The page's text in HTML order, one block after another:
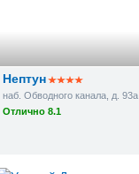
Нептун
наб. Обводного канала, д. 93а
Отлично 8.1